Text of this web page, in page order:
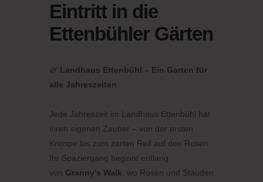
Eintritt in die
Ettenbühler Gärten
🌿 Landhaus Ettenbühl – Ein Garten für
alle Jahreszeiten
Jede Jahreszeit im Landhaus Ettenbühl hat
ihren eigenen Zauber – von der ersten
Knospe bis zum zarten Reif auf den Rosen.
Ihr Spaziergang beginnt entlang
von Granny’s Walk , wo Rosen und Stauden